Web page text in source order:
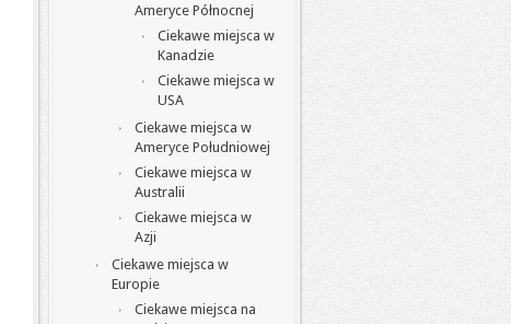
Ameryce Północnej
Ciekawe miejsca w
Kanadzie
Ciekawe miejsca w
USA
Ciekawe miejsca w
Ameryce Południowej
Ciekawe miejsca w
Australii
Ciekawe miejsca w
Azji
Ciekawe miejsca w
Europie
Ciekawe miejsca na